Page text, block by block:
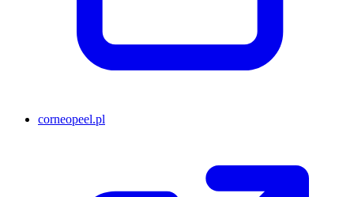
corneopeel.pl